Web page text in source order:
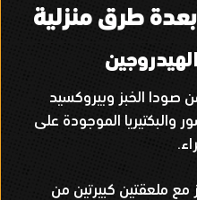
بعدة طرق منزلية
صودا الخبز وبيروكسيد
والبكتيريا الموجودة على
.
مع ملعقتين كبيرتين من